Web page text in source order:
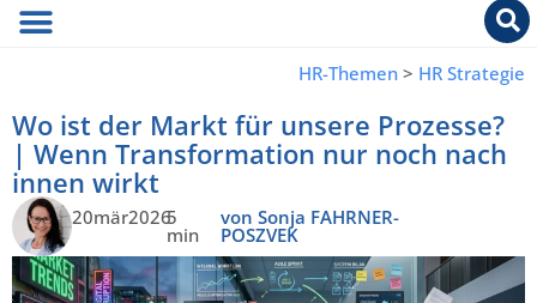
HR-Themen > HR Strategie
Wo ist der Markt für unsere Prozesse?
| Wenn Transformation nur noch nach
innen wirkt
20mär20265
min
von Sonja FAHRNER-
POSZVEK